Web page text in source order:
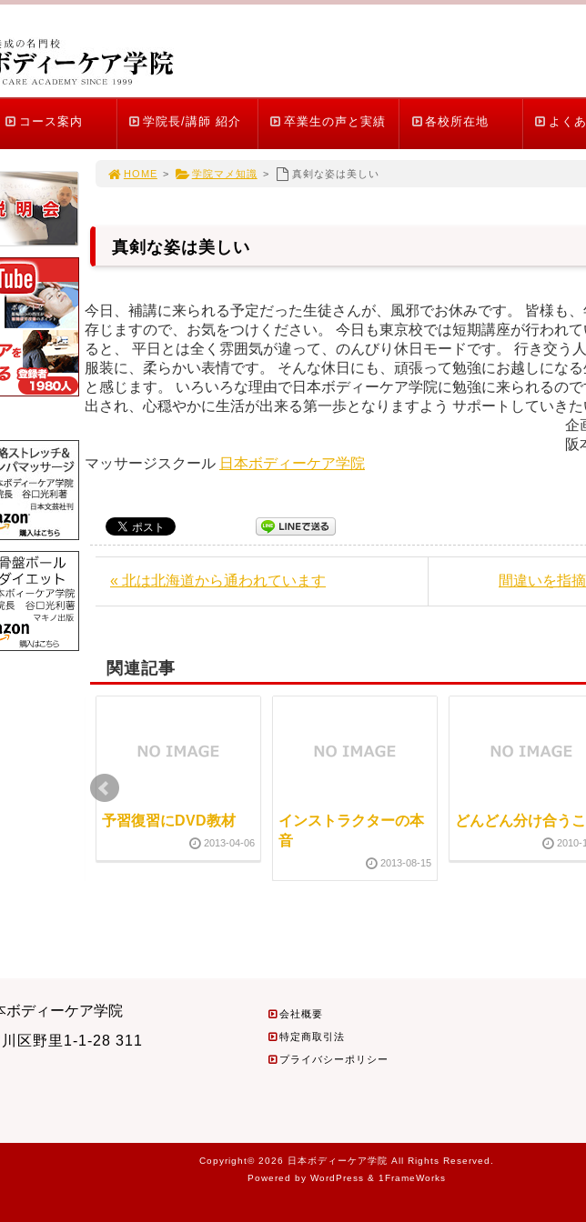
コース案内 学院長/講師 紹介 卒業生の声と実績 各校所在地 よく
HOME > 学院マメ知識 > 真剣な姿は美しい
真剣な姿は美しい
今日、補講に来られる予定だった生徒さんが、風邪でお休みです。 皆様も
存じますので、お気をつけください。 今日も東京校では短期講座が行われ
ると、 平日とは全く雰囲気が違って、のんびり休日モードです。 行き交う
服装に、柔らかい表情です。 そんな休日にも、頑張って勉強にお越しにな
と感じます。 いろいろな理由で日本ボディーケア学院に勉強に来られるの
出され、心穏やかに生活が出来る第一歩となりますよう サポートしていきた
企画
阪本光代 日本ボディ
マッサージスクール 日本ボディーケア学院
« 北は北海道から通われています 間違いを指
関連記事
予習復習にDVD教材
2013-04-06
インストラクターの本
音
2013-08-15
どんどん分け合う
2010-
ジ認定試
2010-07-04
ボディーケア学院
区野里1-1-28 311
会社概要
特定商取引法
プライバシーポリシー
Copyright© 2026 日本ボディーケア学院 All Rights Reserved.
Powered by WordPress & 1FrameWorks